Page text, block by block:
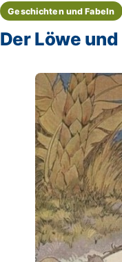
Geschichten und Fabeln
Der Löwe